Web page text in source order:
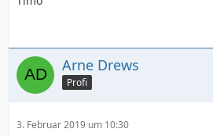
Arne Drews
Profi
3. Februar 2019 um 10:30